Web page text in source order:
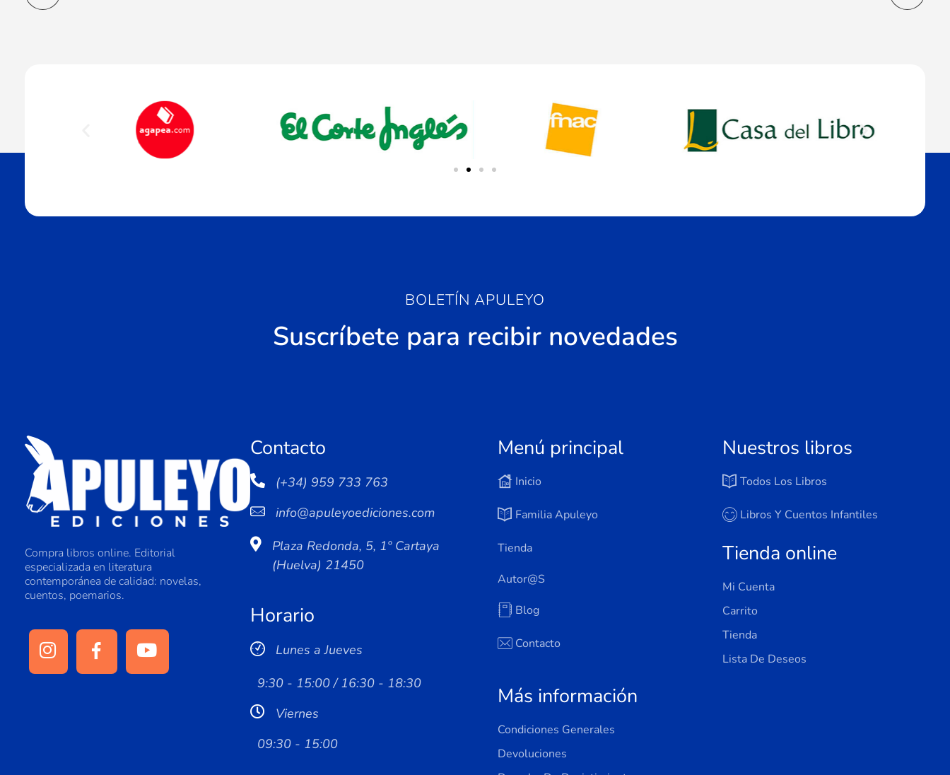
BOLETÍN APULEYO
Suscríbete para recibir novedades
Compra libros online. Editorial
especializada en literatura
contemporánea de calidad: novelas,
cuentos, poemarios.
Contacto
(+34) 959 733 763
info@apuleyoediciones.com
Plaza Redonda, 5, 1º Cartaya
(Huelva) 21450
Horario
Lunes a Jueves
9:30 - 15:00 / 16:30 - 18:30
Viernes
09:30 - 15:00
Menú principal
Inicio
Familia Apuleyo
Tienda
Autor@s
Blog
Contacto
Más información
Condiciones Generales
Devoluciones
Nuestros libros
Todos Los Libros
Libros Y Cuentos Infantiles
Tienda online
Mi Cuenta
Carrito
Tienda
Lista De Deseos